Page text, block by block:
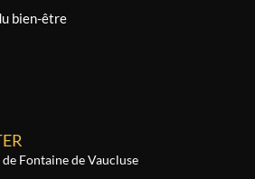
bien-être
Fontaine de Vaucluse